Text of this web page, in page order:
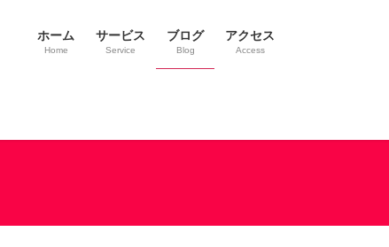
ホーム
Home
サービス
Service
ブログ
Blog
アクセス
Access